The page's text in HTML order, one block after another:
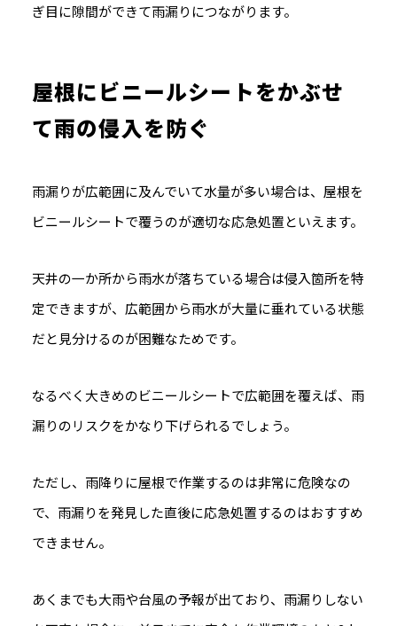
ぎ目に隙間ができて雨漏りにつながります。
屋根にビニールシートをかぶせ
て雨の侵入を防ぐ
雨漏りが広範囲に及んでいて水量が多い場合は、屋根を
ビニールシートで覆うのが適切な応急処置といえます。
天井の一か所から雨水が落ちている場合は侵入箇所を特
定できますが、広範囲から雨水が大量に垂れている状態
だと見分けるのが困難なためです。
なるべく大きめのビニールシートで広範囲を覆えば、雨
漏りのリスクをかなり下げられるでしょう。
ただし、雨降りに屋根で作業するのは非常に危険なの
で、雨漏りを発見した直後に応急処置するのはおすすめ
できません。
あくまでも大雨や台風の予報が出ており、雨漏りしない